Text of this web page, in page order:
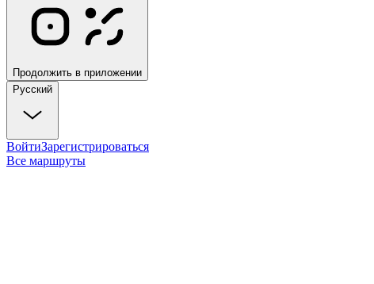
Продолжить в приложении
Русский
ВойтиЗарегистрироваться
Все маршруты